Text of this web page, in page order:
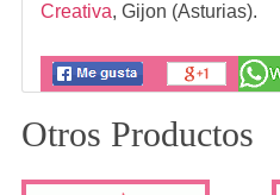
Creativa, Gijon (Asturias).
Otros Productos